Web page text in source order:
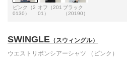
ピンク（2
0130）
オフ（201
01）
ブラック
（20190）
SWINGLE （スウィングル）
ウエストリボンシアーシャツ （ピンク）